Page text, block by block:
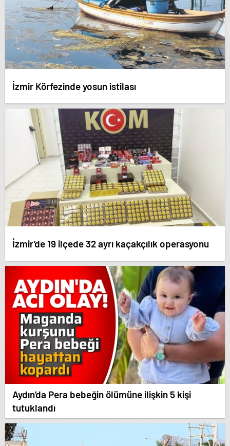
İzmir Körfezinde yosun istilası
İzmir’de 19 ilçede 32 ayrı kaçakçılık operasyonu
Aydın’da Pera bebeğin ölümüne ilişkin 5 kişi
tutuklandı